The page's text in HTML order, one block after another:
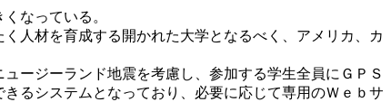
なっている。
人材を育成する開かれた大学となるべく、アメリカ、カ
ージーランド地震を考慮し、参加する学生全員にＧＰＳ
るシステムとなっており、必要に応じて専用のＷｅｂサ